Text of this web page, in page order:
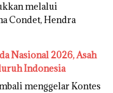
melalui
Condet, Hendra
Nasional 2026, Asah
Indonesia
menggelar Kontes